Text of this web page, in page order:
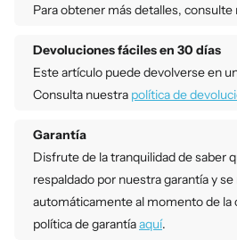
Para obtener más detalles,
Devoluciones fáciles en 30 días
Este artículo puede devolverse en
Consulta nuestra política de
Garantía
Disfrute de la tranquilidad de saber
respaldado por nuestra garantía y
automáticamente al momento de la
política de garantíaaquí.